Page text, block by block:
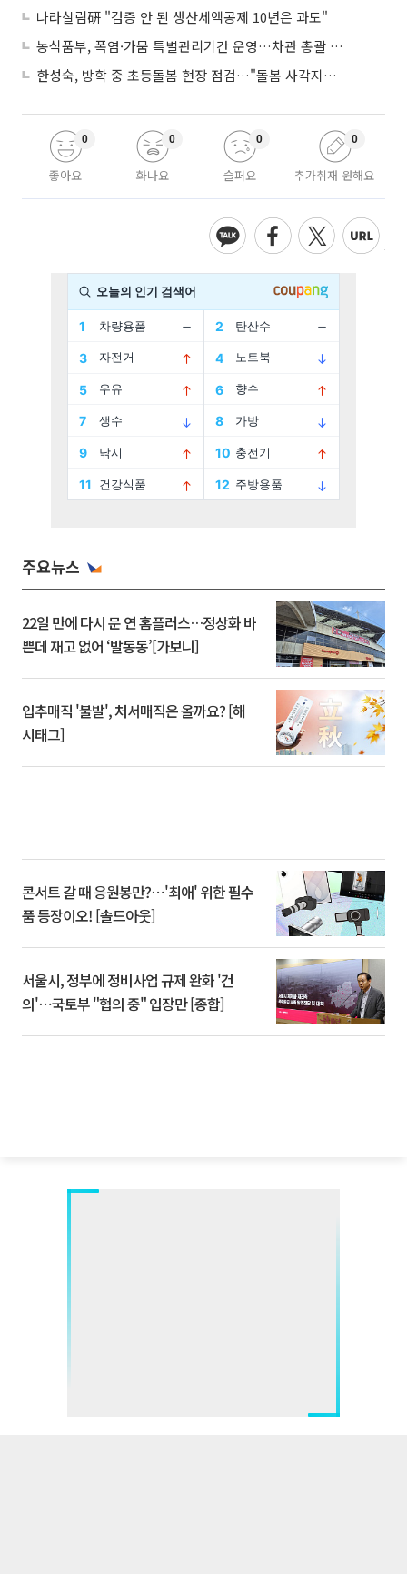
나라살림硏 "검증 안 된 생산세액공제 10년은 과도"
농식품부, 폭염·가뭄 특별관리기간 운영…차관 총괄 대응체계 격상
한성숙, 방학 중 초등돌봄 현장 점검…"돌봄 사각지대 없애야"
좋아요
0
화나요
0
슬퍼요
0
추가취재 원해요
0
주요뉴스
22일 만에 다시 문 연 홈플러스…정상화 바
쁜데 재고 없어 ‘발동동’[가보니]
입추매직 '불발', 처서매직은 올까요? [해
시태그]
콘서트 갈 때 응원봉만?⋯'최애' 위한 필수
품 등장이오! [솔드아웃]
서울시, 정부에 정비사업 규제 완화 '건
의'⋯국토부 "협의 중" 입장만 [종합]